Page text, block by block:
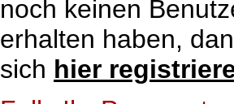
noch keinen
erhalten haben,
sich hier